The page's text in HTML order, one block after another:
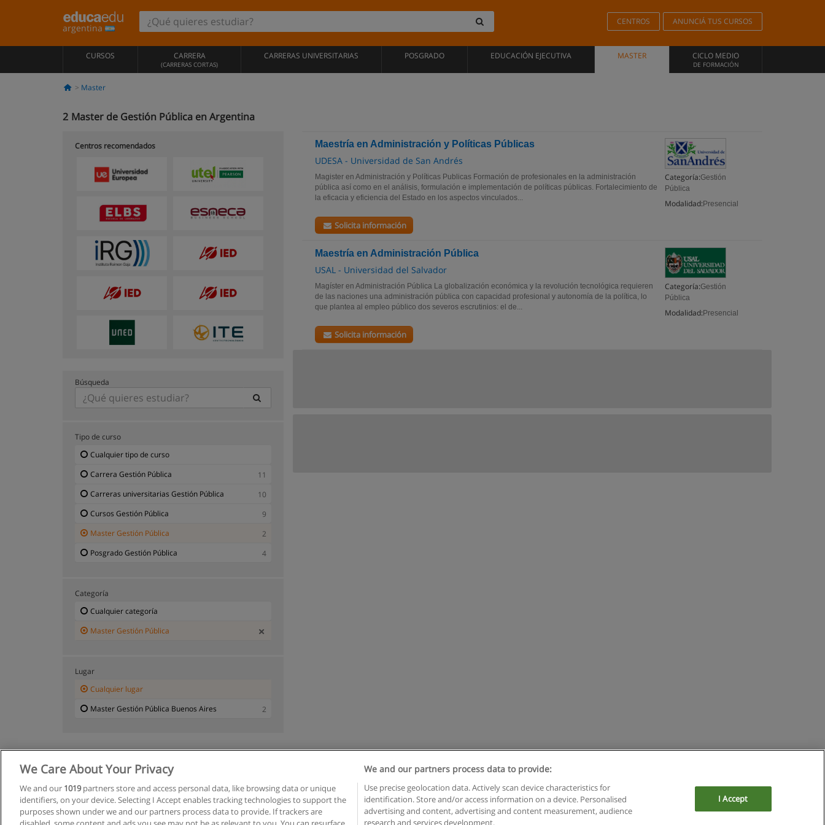
argentina
CENTROS ANUNCIÁ TUS CURSOS
CURSOS CARRERA
(CARRERAS CORTAS)
CARRERAS UNIVERSITARIAS POSGRADO EDUCACIÓN EJECUTIVA MASTER CICLO MEDIO
DE FORMACIÓN
Master
2 Master de Gestión Pública en Argentina
Maestría en Administración y Políticas Públicas
UDESA - Universidad de San Andrés
Categoría:Gestión
Pública
Modalidad: Presencial
Magister en Administración y Políticas Publicas Formación de profesionales en la administración
pública así como en el análisis, formulación e implementación de políticas públicas. Fortalecimiento de
la eficacia y eficiencia del Estado en los aspectos vinculados...
Solicita información
Maestría en Administración Pública
USAL - Universidad del Salvador
Categoría:Gestión
Pública
Modalidad: Presencial
Magíster en Administración Pública La globalización económica y la revolución tecnológica requieren
de las naciones una administración pública con capacidad profesional y autonomía de la política, lo
que plantea al empleo público dos severos escrutinios: el de...
Solicita información
Centros recomendados
Búsqueda
Tipo de curso
Cualquier tipo de curso
Carrera Gestión Pública
11
Carreras universitarias Gestión Pública
10
Cursos Gestión Pública
9
Master Gestión Pública
2
Posgrado Gestión Pública
4
Categoría
Cualquier categoría
Master Gestión Pública
Lugar
Cualquier lugar
Master Gestión Pública Buenos Aires
2
Copyright © Educaedu Business S.L. - CIF : B-95610580: - www.educaedu.com.ar
We Care About Your Privacy
We and our 1019partners store and access personal data, like browsing data or unique
identifiers, on your device. Selecting I Accept enables tracking technologies to support the
purposes shown under we and our partners process data to provide. If trackers are
We and our partners process data to provide:
Use precise geolocation data. Actively scan device characteristics for
identification. Store and/or access information on a device. Personalised
advertising and content, advertising and content measurement, audience
research and services development.
I Accept